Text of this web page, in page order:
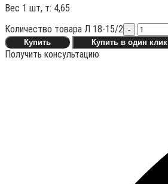
Вес 1 шт, т: 4,65
Количество товара Л 18-15/2 -
Купить
Купить в один клик
Получить консультацию